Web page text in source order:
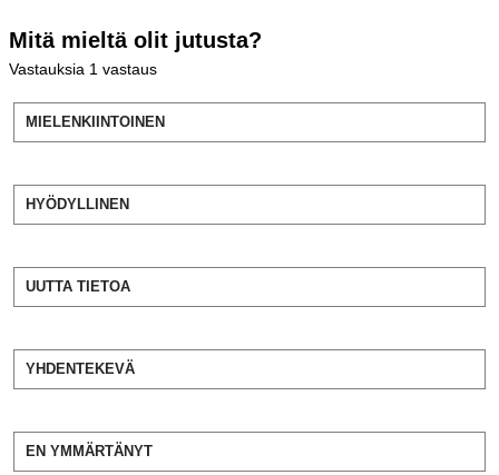
Mitä mieltä olit jutusta?
Vastauksia 1 vastaus
MIELENKIINTOINEN
HYÖDYLLINEN
UUTTA TIETOA
YHDENTEKEVÄ
EN YMMÄRTÄNYT